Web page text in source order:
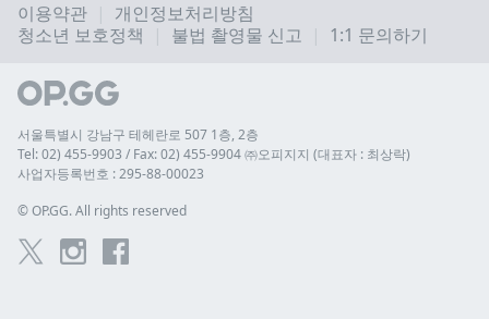
이용약관
개인정보처리방침
청소년 보호정책
불법 촬영물 신고 1:1 문의하기
서울특별시 강남구 테헤란로 507 1층, 2층
Tel: 02) 455-9903 / Fax: 02) 455-9904 ㈜오피지지 (대표자 : 최상락)
사업자등록번호 : 295-88-00023
© OP.GG. All rights reserved